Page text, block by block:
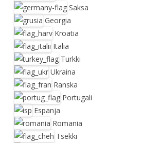
Saksa
Georgia
Kroatia
Italia
Turkki
Ukraina
Ranska
Portugali
Espanja
Romania
Tsekki